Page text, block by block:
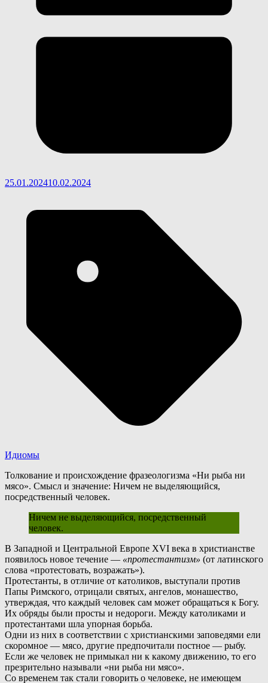
25.01.202410.02.2024
Идиомы
Толкование и происхождение фразеологизма «Ни рыба ни
мясо». Смысл и значение: Ничем не выделяющийся,
посредственный человек.
Ничем не выделяющийся, посредственный
человек.
В Западной и Центральной Европе XVI века в христианстве
появилось новое течение — «протестантизм» (от латинского
слова «протестовать, возражать»).
Протестанты, в отличие от католиков, выступали против
Папы Римского, отрицали святых, ангелов, монашество,
утверждая, что каждый человек сам может обращаться к Богу.
Их обряды были просты и недороги. Между католиками и
протестантами шла упорная борьба.
Одни из них в соответствии с христианскими заповедями ели
скоромное — мясо, другие предпочитали постное — рыбу.
Если же человек не примыкал ни к какому движению, то его
презрительно называли «ни рыба ни мясо».
Со временем так стали говорить о человеке, не имеющем